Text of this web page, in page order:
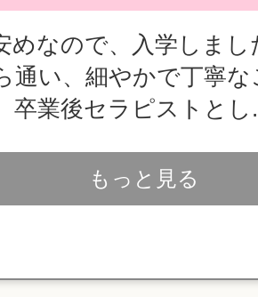
めなので、入学しまし
通い、細やかで丁寧
卒業後セラピストとし
もっと見る